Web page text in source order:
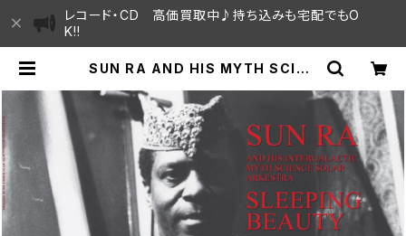
レコード・CD 高価買取中♪持ち込みも宅配でもO
K!!
SUN RA AND HIS MYTH SCIEN
ING BEAUTY "LP" (開封品) | SA
YAMA HOUSE / ハレまち通りから
すぐ♫見晴らしの良いレコード屋